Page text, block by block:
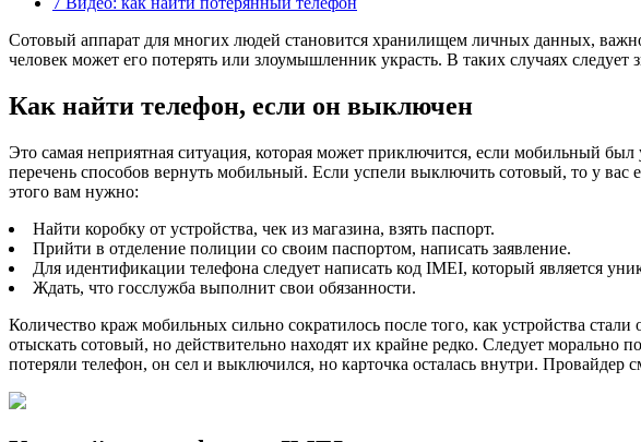
Сотовый аппарат для многих людей становится хранилищем личных данных,
человек может его потерять или злоумышленник украсть. В таких случаях
Как найти телефон, если он выключен
Это самая неприятная ситуация, которая может приключится, если мобильный
перечень способов вернуть мобильный. Если успели выключить сотовый, то у
этого вам нужно:
Найти коробку от устройства, чек из магазина, взять паспорт.
Прийти в отделение полиции со своим паспортом, написать заявление.
Для идентификации телефона следует написать код IMEI, который является
Ждать, что госслужба выполнит свои обязанности.
Количество краж мобильных сильно сократилось после того, как устройства
отыскать сотовый, но действительно находят их крайне редко. Следует морально
потеряли телефон, он сел и выключился, но карточка осталась внутри. Провайдер